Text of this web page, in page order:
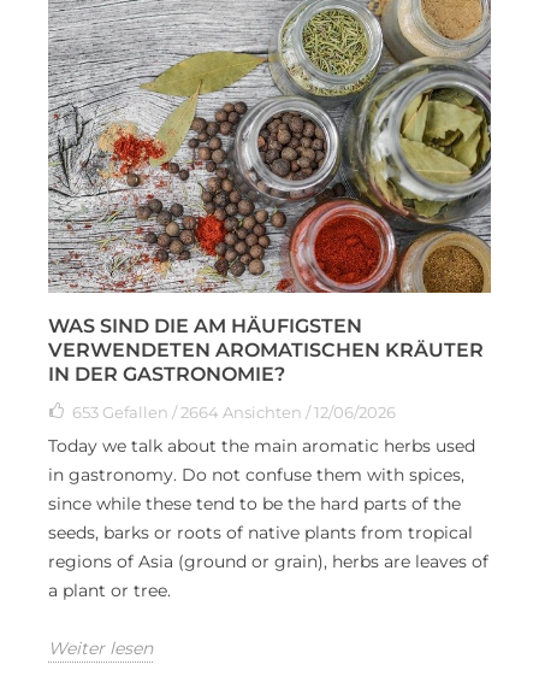
WAS SIND DIE AM HÄUFIGSTEN
VERWENDETEN AROMATISCHEN KRÄUTER
IN DER GASTRONOMIE?
653 Gefallen / 2664 Ansichten / 12/06/2026
Today we talk about the main aromatic herbs used
in gastronomy. Do not confuse them with spices,
since while these tend to be the hard parts of the
seeds, barks or roots of native plants from tropical
regions of Asia (ground or grain), herbs are leaves of
a plant or tree.
Weiter lesen